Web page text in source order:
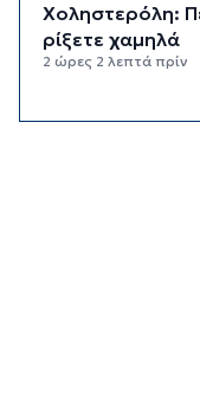
Χοληστερόλη:
ρίξετε χαμηλά
2 ώρες 2 λεπτά πρίν